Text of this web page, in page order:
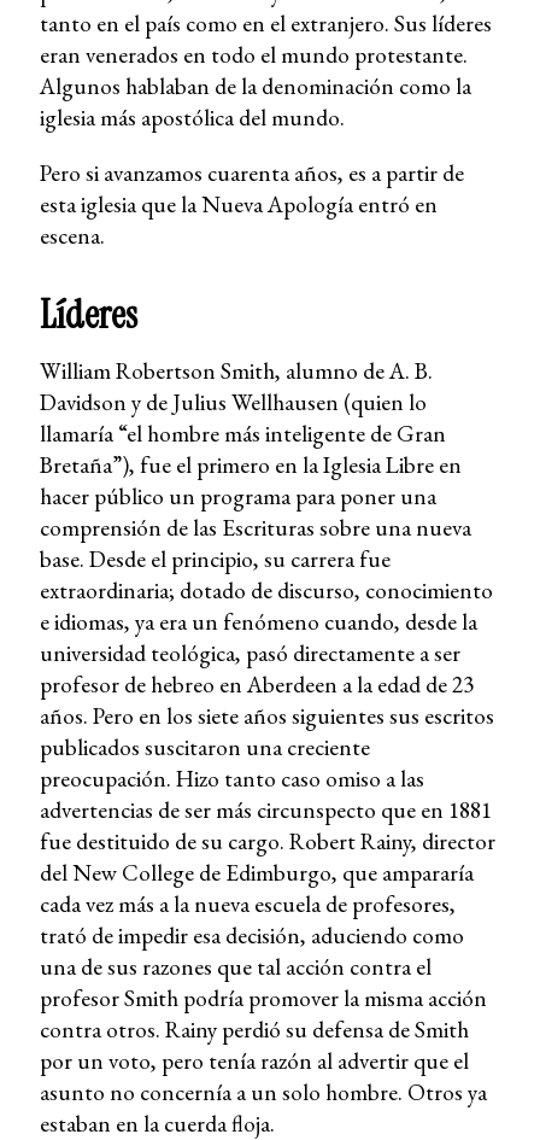
tanto en el país como en el extranjero. Sus líderes
eran venerados en todo el mundo protestante.
Algunos hablaban de la denominación como la
iglesia más apostólica del mundo.
Pero si avanzamos cuarenta años, es a partir de
esta iglesia que la Nueva Apología entró en
escena.
Líderes
William Robertson Smith, alumno de A. B.
Davidson y de Julius Wellhausen (quien lo
llamaría “el hombre más inteligente de Gran
Bretaña”), fue el primero en la Iglesia Libre en
hacer público un programa para poner una
comprensión de las Escrituras sobre una nueva
base. Desde el principio, su carrera fue
extraordinaria; dotado de discurso, conocimiento
e idiomas, ya era un fenómeno cuando, desde la
universidad teológica, pasó directamente a ser
profesor de hebreo en Aberdeen a la edad de 23
años. Pero en los siete años siguientes sus escritos
publicados suscitaron una creciente
preocupación. Hizo tanto caso omiso a las
advertencias de ser más circunspecto que en 1881
fue destituido de su cargo. Robert Rainy, director
del New College de Edimburgo, que ampararía
cada vez más a la nueva escuela de profesores,
trató de impedir esa decisión, aduciendo como
una de sus razones que tal acción contra el
profesor Smith podría promover la misma acción
contra otros. Rainy perdió su defensa de Smith
por un voto, pero tenía razón al advertir que el
asunto no concernía a un solo hombre. Otros ya
estaban en la cuerda floja.